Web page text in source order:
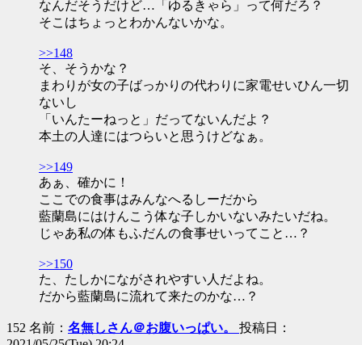
なんだそうだけど…「ゆるきゃら」って何だろ？
そこはちょっとわかんないかな。
>>148
そ、そうかな？
まわりが女の子ばっかりの代わりに家電せいひん一切
ないし
「いんたーねっと」だってないんだよ？
本土の人達にはつらいと思うけどなぁ。
>>149
あぁ、確かに！
ここでの食事はみんなへるしーだから
藍蘭島にはけんこう体な子しかいないみたいだね。
じゃあ私の体もふだんの食事せいってこと…？
>>150
た、たしかにながされやすい人だよね。
だから藍蘭島に流れて来たのかな…？
152 名前： 名無しさん＠お腹いっぱい。 投稿日：